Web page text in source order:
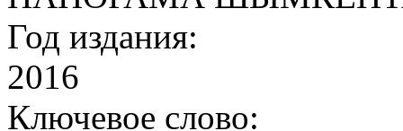
Год издания:
2016
Ключевое слово: